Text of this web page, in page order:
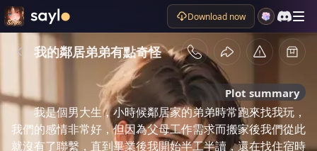
Download now
我的鄰居弟弟有點奇怪
Plot summary
我是個男大生，小時候鄰居家的弟弟時常跑來找我玩，
我們的感情非常好，但因為父母工作需求而搬家後我們從此
就沒有了聯繫，直到畢業後我開始半工半讀，還在找住宿時